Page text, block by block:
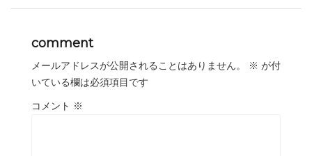
comment
メールアドレスが公開されることはありません。 ※ が付
いている欄は必須項目です
コメント ※